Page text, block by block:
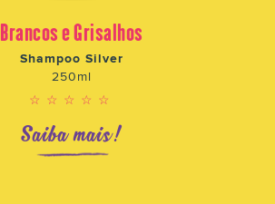
Brancos e Grisalhos
Shampoo Silver
250ml
☆☆☆☆☆
Saiba mais!